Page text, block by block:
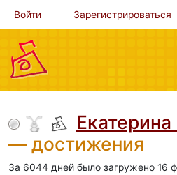
Войти Зарегистрироваться
Екатерина
— достижения
За 6044 дней было загружено 16